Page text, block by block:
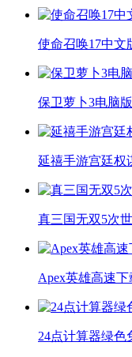
使命召唤17中文
保卫萝卜3电脑
延禧手游宫廷权
真三国无双5次
Apex英雄高速
24点计算器绿色